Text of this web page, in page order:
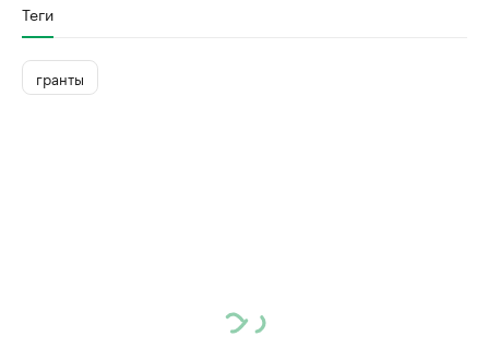
Теги
гранты